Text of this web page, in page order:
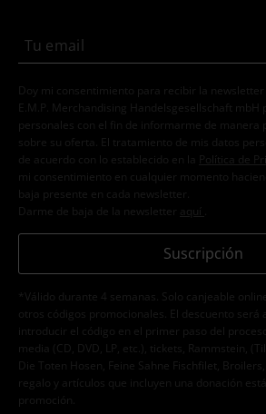
Doy mi consentimiento para recibir la
E.M.P. Merchandising Handelsgesellschaft mbH
personales con el fin de informarme de manera
sobre su oferta. El tratamiento de mis datos
de acuerdo con lo establecido en la
Política de
mi consentimiento en cualquier momento
baja presente en cada newsletter.
Darme de baja de la newsletter
aquí
Suscripción
*Válido durante 4 semanas. Solo canjeable
otros códigos promocionales. El descuento será
introducir el código en el primer paso del
media (CD, DVD, LP, etc.), tickets, Rammstein,
Die Toten Hosen, Feine Sahne Fischfilet,
regalo y artículos que incluyen una donación
promoción.